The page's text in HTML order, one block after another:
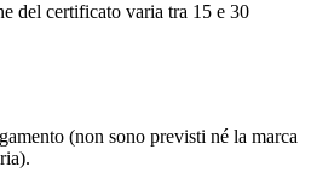
del certificato varia tra 15 e 30
(non sono previsti né la marca